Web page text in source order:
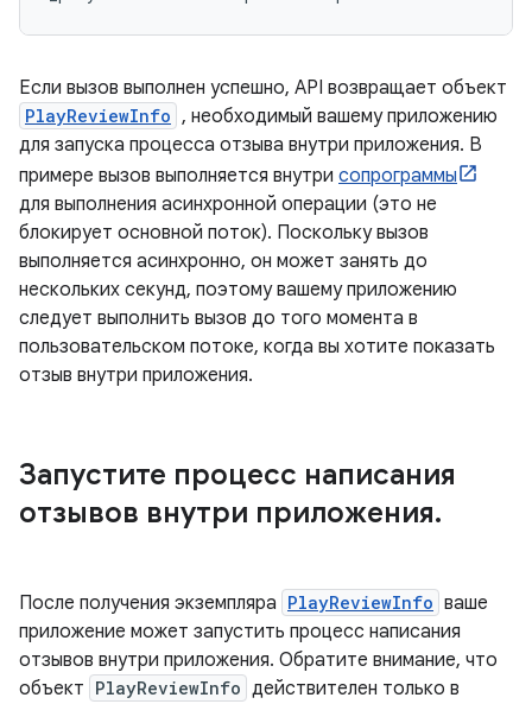
Если вызов выполнен успешно, API возвращает объект
PlayReviewInfo , необходимый вашему приложению
для запуска процесса отзыва внутри приложения. В
примере вызов выполняется внутри сопрограммы
для выполнения асинхронной операции (это не
блокирует основной поток). Поскольку вызов
выполняется асинхронно, он может занять до
нескольких секунд, поэтому вашему приложению
следует выполнить вызов до того момента в
пользовательском потоке, когда вы хотите показать
отзыв внутри приложения.
Запустите процесс написания
отзывов внутри приложения.
После получения экземпляра PlayReviewInfo ваше
приложение может запустить процесс написания
отзывов внутри приложения. Обратите внимание, что
объект PlayReviewInfo действителен только в